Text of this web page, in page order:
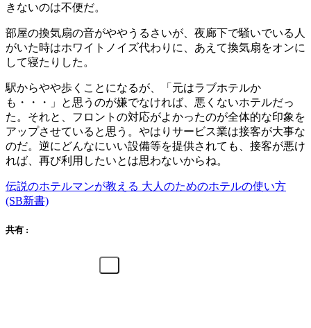
きないのは不便だ。
部屋の換気扇の音がややうるさいが、夜廊下で騒いでいる人
がいた時はホワイトノイズ代わりに、あえて換気扇をオンに
して寝たりした。
駅からやや歩くことになるが、「元はラブホテルか
も・・・」と思うのが嫌でなければ、悪くないホテルだっ
た。それと、フロントの対応がよかったのが全体的な印象を
アップさせていると思う。やはりサービス業は接客が大事な
のだ。逆にどんなにいい設備等を提供されても、接客が悪け
れば、再び利用したいとは思わないからね。
伝説のホテルマンが教える 大人のためのホテルの使い方
(SB新書)
共有 :